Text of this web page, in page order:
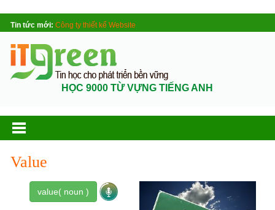
Tin tức mới: Công ty thiết kế Website
HỌC 9000 TỪ VỰNG TIẾNG ANH
Value
value( noun )